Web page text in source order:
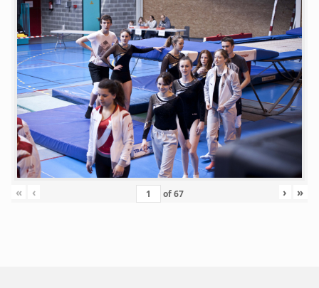
« ‹ of67 › »